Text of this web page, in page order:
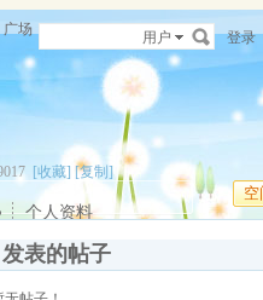
广场 用户 登录
[收藏] [复制]
空
个人资料
发表的帖子